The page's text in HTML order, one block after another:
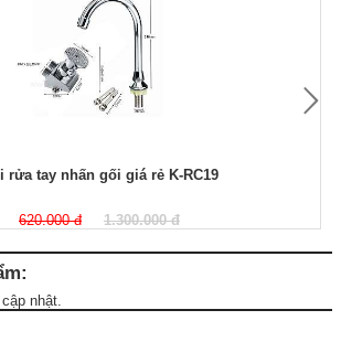
rửa tay nhấn gối giá rẻ K-RC19
620.000 đ 1.300.000 đ
nhật.